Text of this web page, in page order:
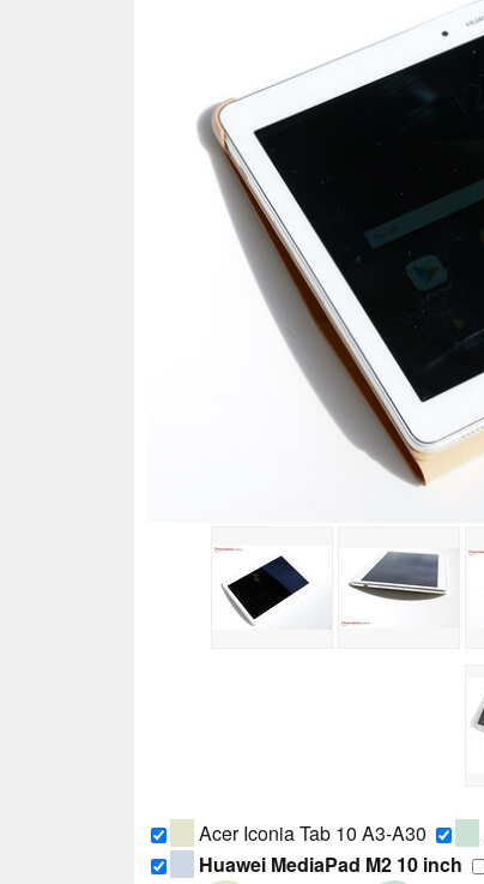
Acer Iconia Tab 10 A3-A30
Huawei MediaPad M2 10 inch